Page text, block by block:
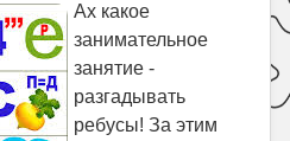
Ах какое
занимательное
занятие -
разгадывать
ребусы! За этим